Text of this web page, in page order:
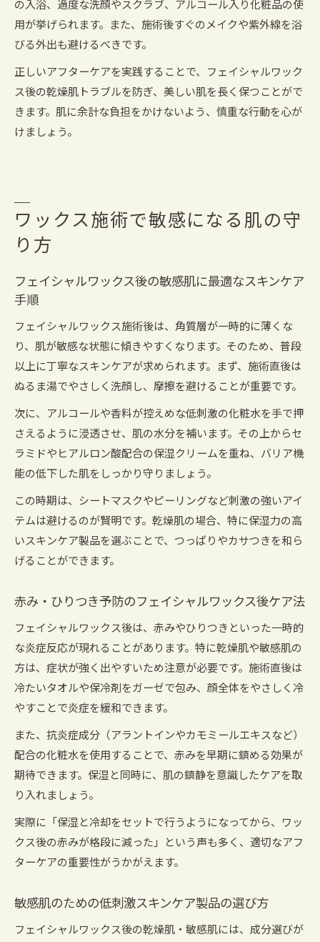
の入浴、過度な洗顔やスクラブ、アルコール入り化粧品の使
用が挙げられます。また、施術後すぐのメイクや紫外線を浴
びる外出も避けるべきです。
正しいアフターケアを実践することで、フェイシャルワック
ス後の乾燥肌トラブルを防ぎ、美しい肌を長く保つことがで
きます。肌に余計な負担をかけないよう、慎重な行動を心が
けましょう。
ワックス施術で敏感になる肌の守
り方
フェイシャルワックス後の敏感肌に最適なスキンケア
手順
フェイシャルワックス施術後は、角質層が一時的に薄くな
り、肌が敏感な状態に傾きやすくなります。そのため、普段
以上に丁寧なスキンケアが求められます。まず、施術直後は
ぬるま湯でやさしく洗顔し、摩擦を避けることが重要です。
次に、アルコールや香料が控えめな低刺激の化粧水を手で押
さえるように浸透させ、肌の水分を補います。その上からセ
ラミドやヒアルロン酸配合の保湿クリームを重ね、バリア機
能の低下した肌をしっかり守りましょう。
この時期は、シートマスクやピーリングなど刺激の強いアイ
テムは避けるのが賢明です。乾燥肌の場合、特に保湿力の高
いスキンケア製品を選ぶことで、つっぱりやカサつきを和ら
げることができます。
赤み・ひりつき予防のフェイシャルワックス後ケア法
フェイシャルワックス後は、赤みやひりつきといった一時的
な炎症反応が現れることがあります。特に乾燥肌や敏感肌の
方は、症状が強く出やすいため注意が必要です。施術直後は
冷たいタオルや保冷剤をガーゼで包み、顔全体をやさしく冷
やすことで炎症を緩和できます。
また、抗炎症成分（アラントインやカモミールエキスなど）
配合の化粧水を使用することで、赤みを早期に鎮める効果が
期待できます。保湿と同時に、肌の鎮静を意識したケアを取
り入れましょう。
実際に「保湿と冷却をセットで行うようになってから、ワッ
クス後の赤みが格段に減った」という声も多く、適切なアフ
ターケアの重要性がうかがえます。
敏感肌のための低刺激スキンケア製品の選び方
フェイシャルワックス後の乾燥肌・敏感肌には、成分選びが